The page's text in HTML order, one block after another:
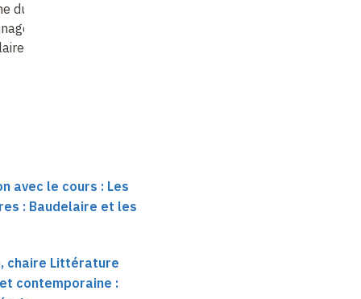
du
chez
avec le cours : Les
: Baudelaire et les
chaire Littérature
contemporaine :